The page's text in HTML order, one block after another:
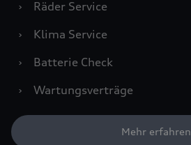
›
Räder Service
›
Klima Service
›
Batterie Check
›
Wartungsverträge
Mehr erfahren